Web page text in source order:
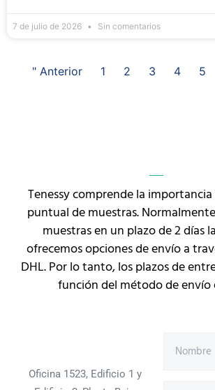
7 de julio de 2026 Sin comentarios
" Anterior 1 2 3 4 5
Tenessy comprende la
puntual de muestras.
muestras en un plazo de 2 días
ofrecemos opciones de envío a
DHL. Por lo tanto, los plazos de
función del método de envío
Oficina 1523, Edificio 1 y